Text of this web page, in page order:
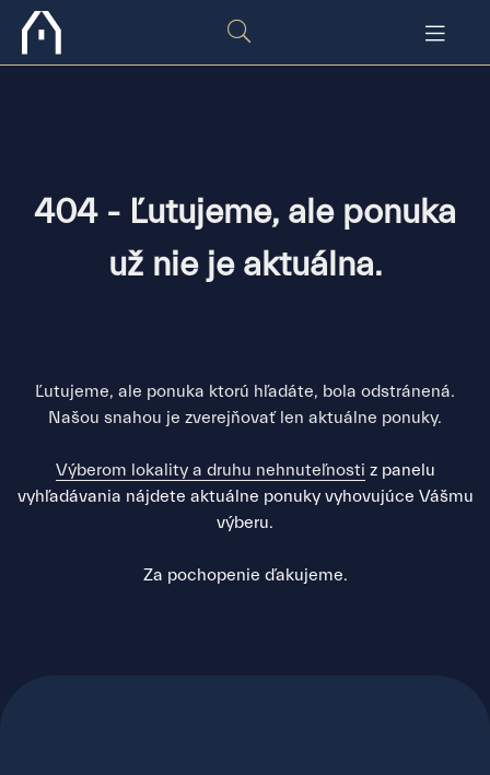
404 - Ľutujeme, ale ponuka
už nie je aktuálna.
Ľutujeme, ale ponuka ktorú hľadáte, bola odstránená.
Našou snahou je zverejňovať len aktuálne ponuky.
Výberom lokality a druhu nehnuteľnosti z panelu
vyhľadávania nájdete aktuálne ponuky vyhovujúce Vášmu
výberu.
Za pochopenie ďakujeme.